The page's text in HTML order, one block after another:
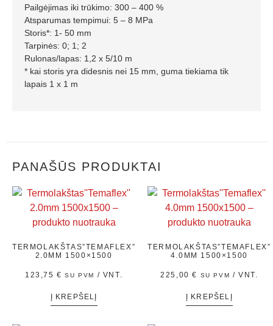
Pailgėjimas iki trūkimo: 300 – 400 %
Atsparumas tempimui: 5 – 8 MPa
Storis*: 1- 50 mm
Tarpinės: 0; 1; 2
Rulonas/lapas: 1,2 x 5/10 m
* kai storis yra didesnis nei 15 mm, guma tiekiama tik
lapais 1 x 1 m
PANAŠŪS PRODUKTAI
TERMOLAKŠTAS”TEMAFLEX”
2.0MM 1500×1500
123,75€ SU PVM / VNT.
Į KREPŠELĮ
TERMOLAKŠTAS”TEMAFLEX”
4.0MM 1500×1500
225,00€ SU PVM / VNT.
Į KREPŠELĮ